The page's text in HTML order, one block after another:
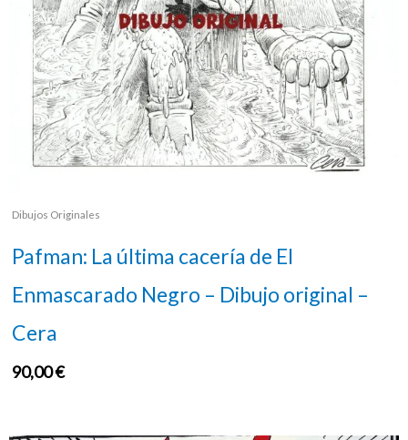
Dibujos Originales
Pafman: La última cacería de El
Enmascarado Negro – Dibujo original –
Cera
90,00€